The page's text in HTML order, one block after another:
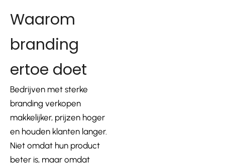
Waarom
branding
ertoe doet
Bedrijven met sterke
branding verkopen
makkelijker, prijzen hoger
en houden klanten langer.
Niet omdat hun product
beter is, maar omdat